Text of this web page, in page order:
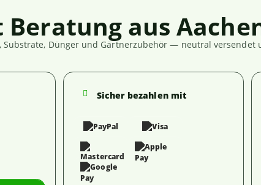
aus
Substrate, Dünger und Gärtnerzubehör — neutral
Sicher bezahlen mit